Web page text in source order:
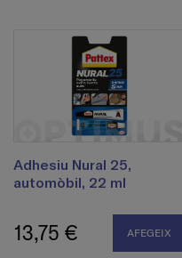
Adhesiu Nural 25,
automòbil, 22 ml
13,75 € AFEGEIX